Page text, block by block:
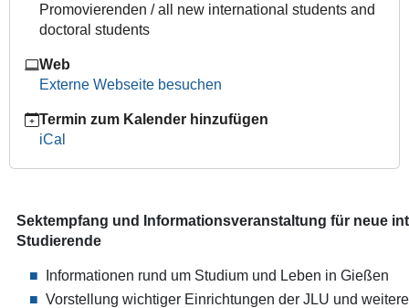
05T17:00:00+02:00
04-
05T20:00:00+02:00
Begrüßung
internationaler
durch
Präsidenten
President
Promovierenden / all new international students and
doctoral students
Web
Externe Webseite besuchen
Termin zum Kalender hinzufügen
iCal
Sektempfang und Informationsveranstaltung für neue
Studierende
Informationen rund um Studium und Leben in Gießen
Vorstellung wichtiger Einrichtungen der JLU und